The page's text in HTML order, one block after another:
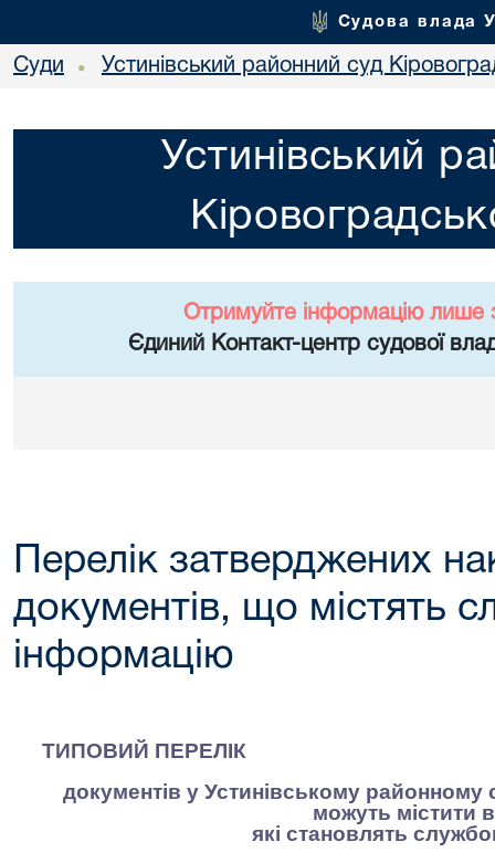
Судова влада
Суди • Устинівський районний суд
Устинівський
Отримуйте інформацію лише
Єдиний Контакт-центр судової
Перелік затверджених
документів, що містять
інформацію
ТИПОВИЙ ПЕРЕЛІК
документів у Устинівському районному
можуть містити
які становлять